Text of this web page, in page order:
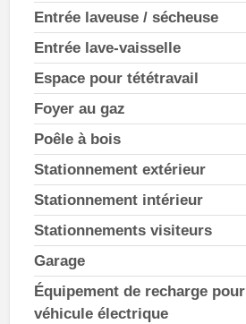
Entrée laveuse / sécheuse
Entrée lave-vaisselle
Espace pour tététravail
Foyer au gaz
Poêle à bois
Stationnement extérieur
Stationnement intérieur
Stationnements visiteurs
Garage
Équipement de recharge pour
véhicule électrique